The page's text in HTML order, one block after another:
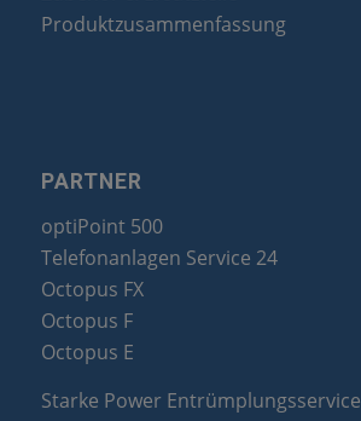
Produktzusammenfassung
PARTNER
optiPoint 500
Telefonanlagen Service 24
Octopus FX
Octopus F
Octopus E
Starke Power Entrümplungsservice